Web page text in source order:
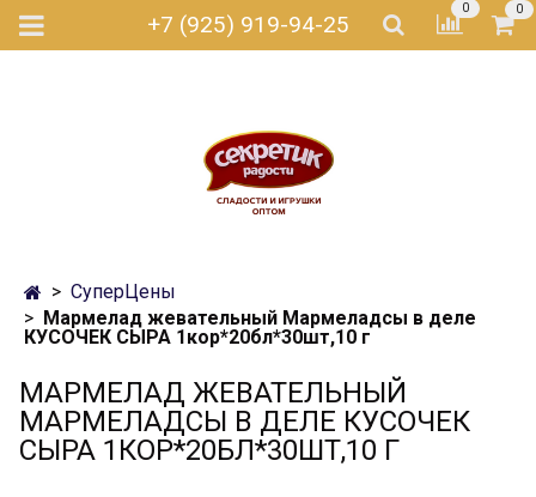
+7 (925) 919-94-25
0 0
СуперЦены
Мармелад жевательный Мармеладсы в деле
КУСОЧЕК СЫРА 1кор*20бл*30шт,10 г
МАРМЕЛАД ЖЕВАТЕЛЬНЫЙ
МАРМЕЛАДСЫ В ДЕЛЕ КУСОЧЕК
СЫРА 1КОР*20БЛ*30ШТ,10 Г